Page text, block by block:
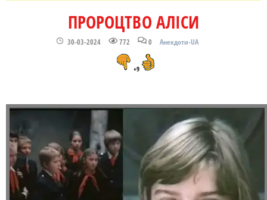
ПРОРОЦТВО АЛІСИ
30-03-2024 772 0 Анекдоти-UA
+9